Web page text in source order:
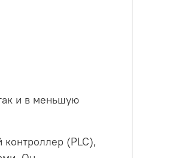
и в меньшую
(PLC),